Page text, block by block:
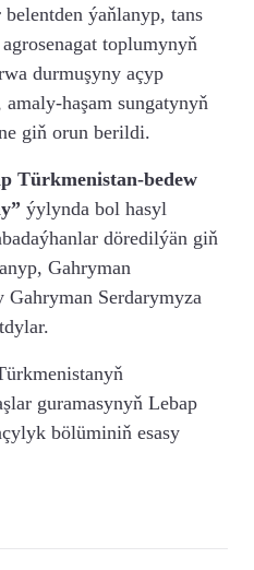
ýaňlanyp, tans
toplumynyň
durmuşyny açyp
amaly-haşam sungatynyň
giň orun berildi.
Türkmenistan-bedew
ýylynda bol hasyl
döredilýän giň
Gahryman
Serdarymyza
guramasynyň Lebap
bölüminiň esasy